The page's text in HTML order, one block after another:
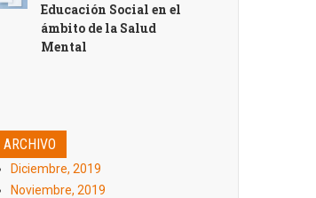
Educación Social en el
ámbito de la Salud
Mental
ARCHIVO
Diciembre, 2019
Noviembre, 2019